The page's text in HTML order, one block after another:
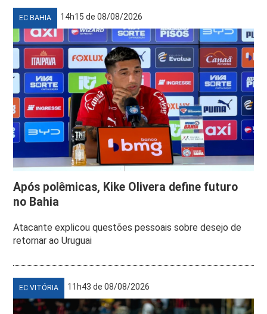
EC BAHIA 14h15 de 08/08/2026
Após polêmicas, Kike Olivera define futuro
no Bahia
Atacante explicou questões pessoais sobre desejo de
retornar ao Uruguai
EC VITÓRIA 11h43 de 08/08/2026